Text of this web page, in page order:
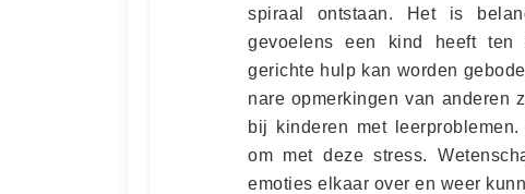
spiraal ontstaan. Het is
gevoelens een kind heeft ten
gerichte hulp kan worden
nare opmerkingen van anderen
bij kinderen met
om met deze stress.
emoties elkaar over en weer